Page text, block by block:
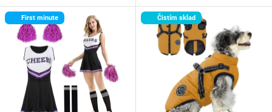
First minute Čistím sklad